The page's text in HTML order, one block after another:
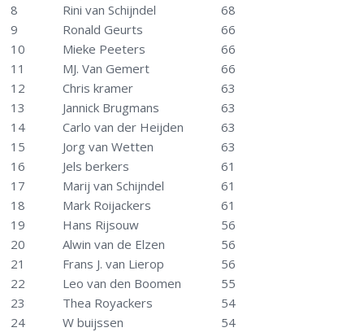
8
Rini van Schijndel
68
9
Ronald Geurts
66
10
Mieke Peeters
66
11
MJ. Van Gemert
66
12
Chris kramer
63
13
Jannick Brugmans
63
14
Carlo van der Heijden
63
15
Jorg van Wetten
63
16
Jels berkers
61
17
Marij van Schijndel
61
18
Mark Roijackers
61
19
Hans Rijsouw
56
20
Alwin van de Elzen
56
21
Frans J. van Lierop
56
22
Leo van den Boomen
55
23
Thea Royackers
54
24
W buijssen
54